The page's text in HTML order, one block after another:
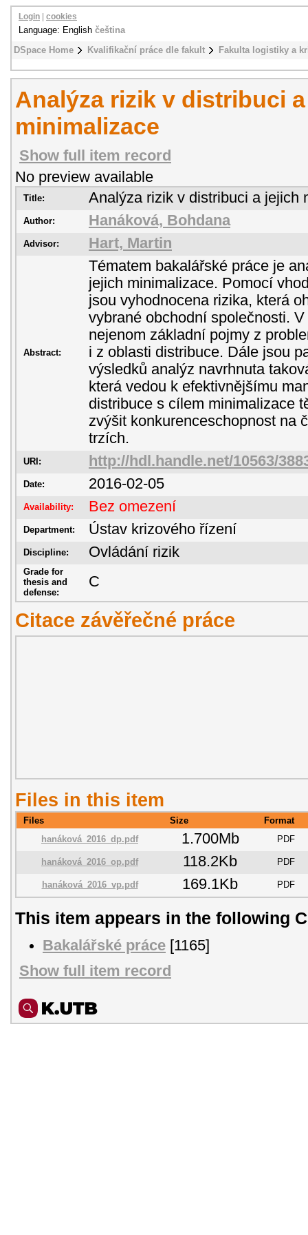
DSpace Home Kvalifikační práce dle fakult Fakulta logistiky a
Login cookies
Language: English čeština
Analýza rizik v distribuci
minimalizace
Show full item record
No preview available
Title: Analýza rizik v distribuci a jejich
Author: Hanáková, Bohdana
Advisor: Hart, Martin
Abstract:
Tématem bakalářské práce je
jejich minimalizace. Pomocí
jsou vyhodnocena rizika, která
vybrané obchodní společnosti.
nejenom základní pojmy z
i z oblasti distribuce. Dále jsou
výsledků analýz navrhnuta
která vedou k efektivnějšímu
distribuce s cílem minimalizace
zvýšit konkurenceschopnost na
trzích.
URI: http://hdl.handle.net/10563/
Date: 2016-02-05
Availability: Bez omezení
Department: Ústav krizového řízení
Discipline: Ovládání rizik
Grade for
thesis and
defense:
C
Citace závěřečné práce
Files in this item
Files Size
Format
hanáková_2016_dp.pdf
1.700Mb PDF
hanáková_2016_op.pdf 118.2Kb PDF
hanáková_2016_vp.pdf 169.1Kb PDF
This item appears in the following
Bakalářské práce [1165]
Show full item record